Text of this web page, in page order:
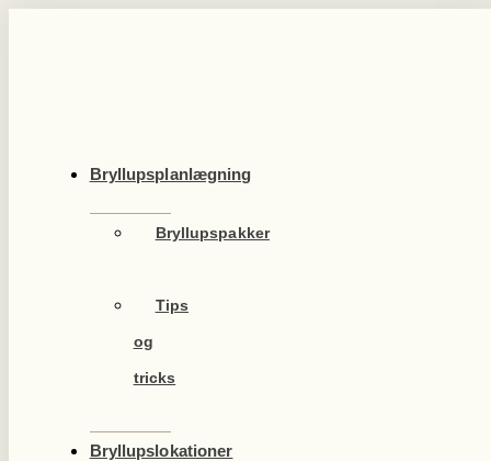
Bryllupsplanlægning
Bryllupspakker
Tips
og
tricks
Bryllupslokationer